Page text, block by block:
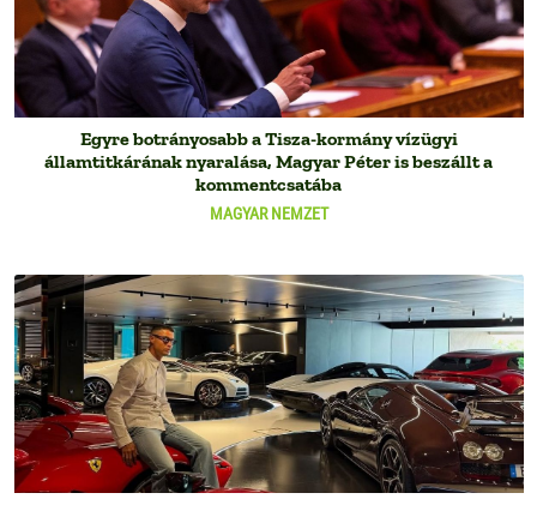
MAGYAR NEMZET
Egyre botrányosabb a Tisza-kormány vízügyi
államtitkárának nyaralása, Magyar Péter is beszállt a
kommentcsatába